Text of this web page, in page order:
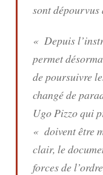
sont
« Depuis
permet
de poursuivre
changé de
Ugo Pizzo qui
« doivent être
clair, le
forces de